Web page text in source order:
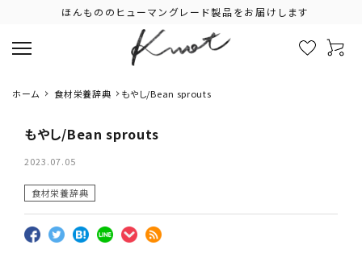
ほんもののヒューマングレード製品をお届けします
ホーム 食材栄養辞典 もやし/Bean sprouts
もやし/Bean sprouts
2023.07.05
食材栄養辞典